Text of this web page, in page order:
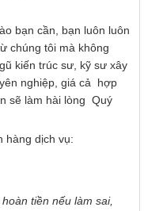
bạn cần, bạn luôn luôn
chúng tôi mà không
kiến trúc sư, kỹ sư xây
nghiệp, giá cả hợp
sẽ làm hài lòng Quý
hàng dịch vụ:
tiền nếu làm sai,